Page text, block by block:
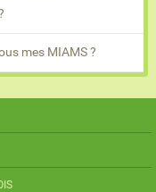
mes MIAMS ?